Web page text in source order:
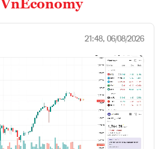
VnEconomy
21:48, 06/08/2026